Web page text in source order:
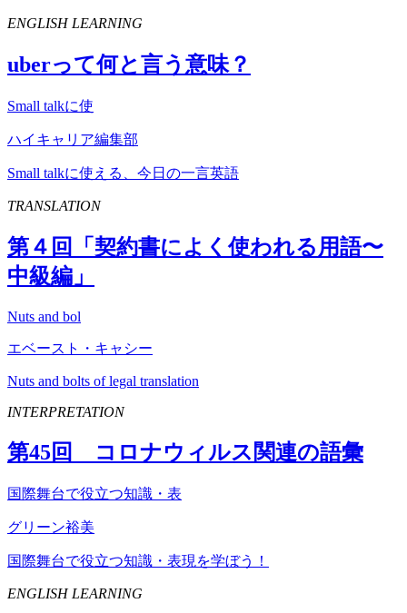
ENGLISH LEARNING
uberって何と言う意味？
Small talkに使
ハイキャリア編集部
Small talkに使える、今日の一言英語
TRANSLATION
第４回「契約書によく使われる用語〜
中級編」
Nuts and bol
エベースト・キャシー
Nuts and bolts of legal translation
INTERPRETATION
第45回 コロナウィルス関連の語彙
国際舞台で役立つ知識・表
グリーン裕美
国際舞台で役立つ知識・表現を学ぼう！
ENGLISH LEARNING